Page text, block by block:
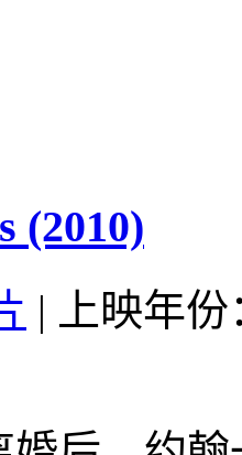
(2010)
|
上映年